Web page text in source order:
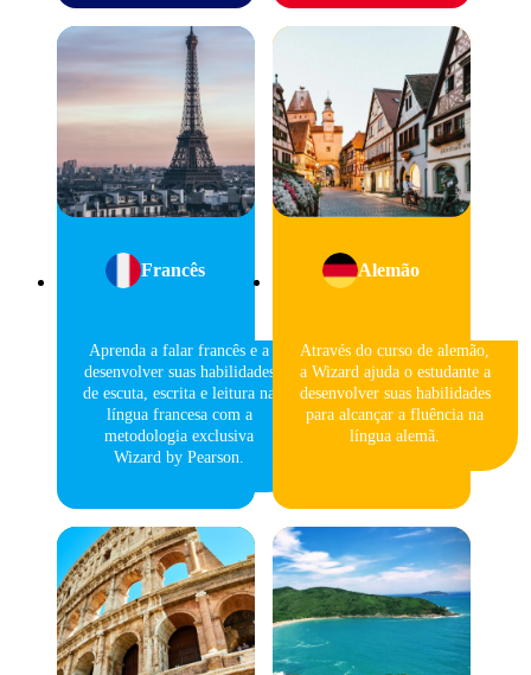
Francês
Aprenda a falar francês e a
desenvolver suas habilidades
de escuta, escrita e leitura na
língua francesa com a
metodologia exclusiva
Wizard by Pearson.
Alemão
Através do curso de alemão,
a Wizard ajuda o estudante a
desenvolver suas habilidades
para alcançar a fluência na
língua alemã.